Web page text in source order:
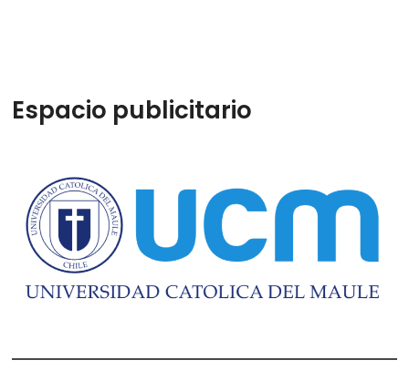
Espacio publicitario